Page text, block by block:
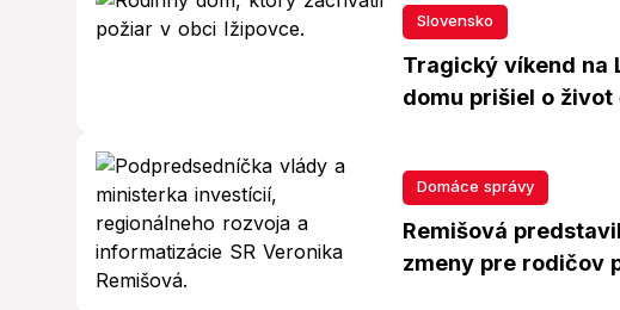
Slovensko
Tragický víkend na
domu prišiel o život
Domáce správy
Remišová
zmeny pre rodičov